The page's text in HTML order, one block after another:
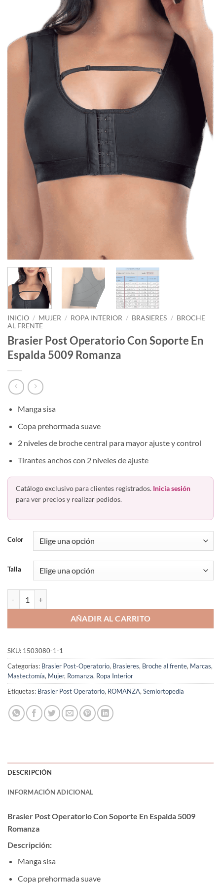
INICIO / MUJER / ROPA INTERIOR / BRASIERES / BROCHE
AL FRENTE
Brasier Post Operatorio Con Soporte En
Espalda 5009 Romanza
Manga sisa
Copa prehormada suave
2 niveles de broche central para mayor ajuste y control
Tirantes anchos con 2 niveles de ajuste
Catálogo exclusivo para clientes registrados. Inicia sesión
para ver precios y realizar pedidos.
Color
Talla
AÑADIR AL CARRITO
SKU: 1503080-1-1
Categorías: Brasier Post-Operatorio, Brasieres, Broche al frente, Marcas,
Mastectomía, Mujer, Romanza, Ropa Interior
Etiquetas: Brasier Post Operatorio, ROMANZA, Semiortopedía
DESCRIPCIÓN
INFORMACIÓN ADICIONAL
Brasier Post Operatorio Con Soporte En Espalda 5009
Romanza
Descripción:
Manga sisa
Copa prehormada suave